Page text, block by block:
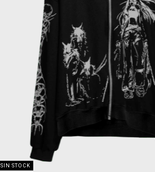
SIN STOCK